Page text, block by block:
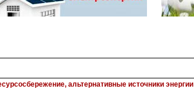
альтернативные источники энергии